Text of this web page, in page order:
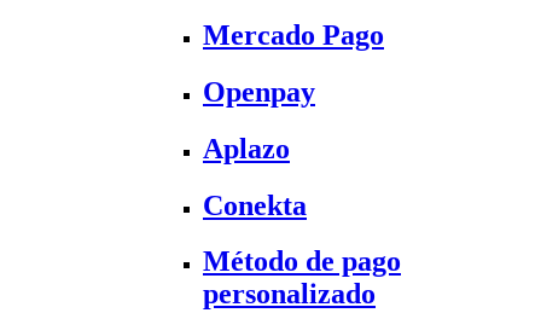
Mercado Pago
Openpay
Aplazo
Conekta
Método de pago
personalizado